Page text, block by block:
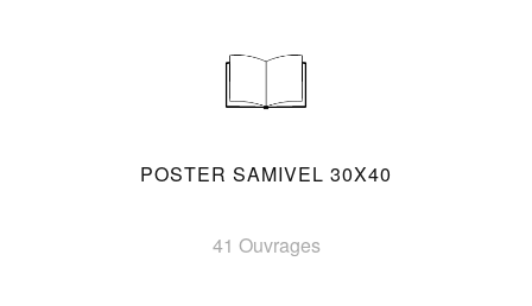
POSTER SAMIVEL 30X40
41 Ouvrages